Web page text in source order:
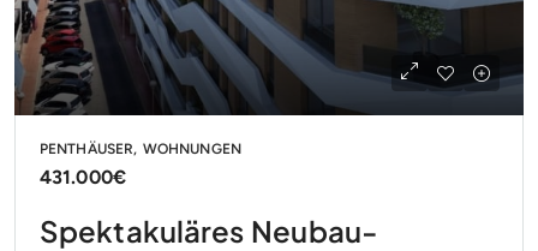
PENTHÄUSER, WOHNUNGEN
431.000€
Spektakuläres Neubau-